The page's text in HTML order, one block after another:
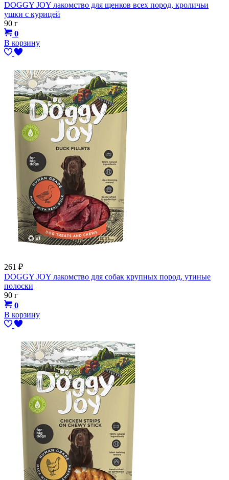
DOGGY JOY лакомство для щенков всех пород, кроличьи
ушки с курицей
90 г
0
В корзину
261 ₽
DOGGY JOY лакомство для собак крупных пород, утиные
полоски
90 г
0
В корзину